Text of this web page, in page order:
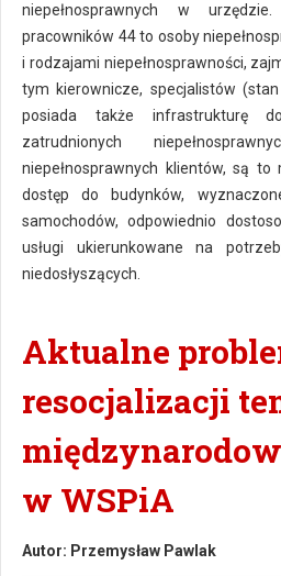
niepełnosprawnych w
pracowników 44 to osoby
i rodzajami niepełnosprawności,
tym kierownicze, specjalistów
posiada także infrastrukturę
zatrudnionych
niepełnosprawnych klientów, są to
dostęp do budynków,
samochodów, odpowiednio
usługi ukierunkowane na
niedosłyszących.
Aktualne
resocjalizacji
w WSPiA
Autor: Przemysław Pawlak